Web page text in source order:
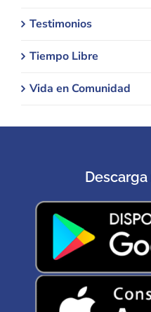
Testimonios
Tiempo Libre
Vida en Comunidad
Descarga